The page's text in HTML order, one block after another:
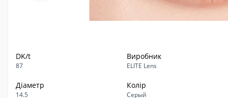
DK/t
87
Виробник
ELITE Lens
Діаметр
14.5
Колір
Серый